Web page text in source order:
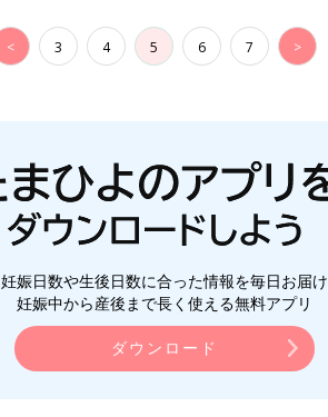
< 3 4 5 6 7 >
妊娠日数や生後日数に合った情報を毎日お届け
妊娠中から産後まで長く使える無料アプリ
ダウンロード